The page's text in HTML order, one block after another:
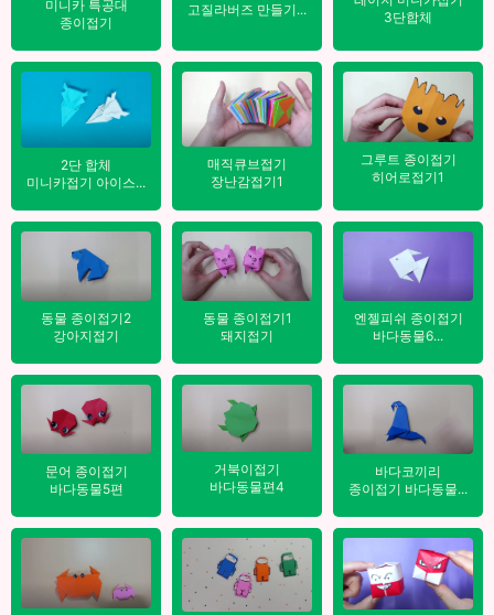
미니카 특공대
종이접기
고질라버즈 만들기...
3단합체
2단 합체
미니카접기 아이스...
매직큐브접기
장난감접기1
그루트 종이접기
히어로접기1
동물 종이접기2
강아지접기
동물 종이접기1
돼지접기
엔젤피쉬 종이접기
바다동물6...
문어 종이접기
바다동물5편
거북이접기
바다동물편4
바다코끼리
종이접기 바다동물...